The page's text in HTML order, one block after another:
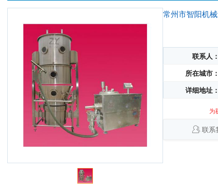
常州市智阳机
联系人
所在城市
详细地址
为
联系